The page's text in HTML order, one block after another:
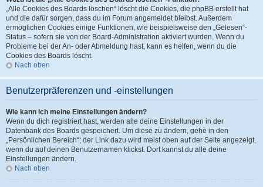
„Alle Cookies des Boards löschen“ löscht die Cookies, die phpBB erstellt hat
und die dafür sorgen, dass du im Forum angemeldet bleibst. Außerdem
ermöglichen Cookies einige Funktionen, wie beispielsweise den „Gelesen“-
Status – sofern sie von der Board-Administration aktiviert wurden. Wenn du
Probleme bei der An- oder Abmeldung hast, kann es helfen, wenn du die
Cookies des Boards löscht.
Nach oben
Benutzerpräferenzen und -einstellungen
Wie kann ich meine Einstellungen ändern?
Wenn du dich registriert hast, werden alle deine Einstellungen in der
Datenbank des Boards gespeichert. Um diese zu ändern, gehe in den
„Persönlichen Bereich“; der Link dazu wird meist oben auf der Seite angezeigt,
wenn du auf deinen Benutzernamen klickst. Dort kannst du alle deine
Einstellungen ändern.
Nach oben